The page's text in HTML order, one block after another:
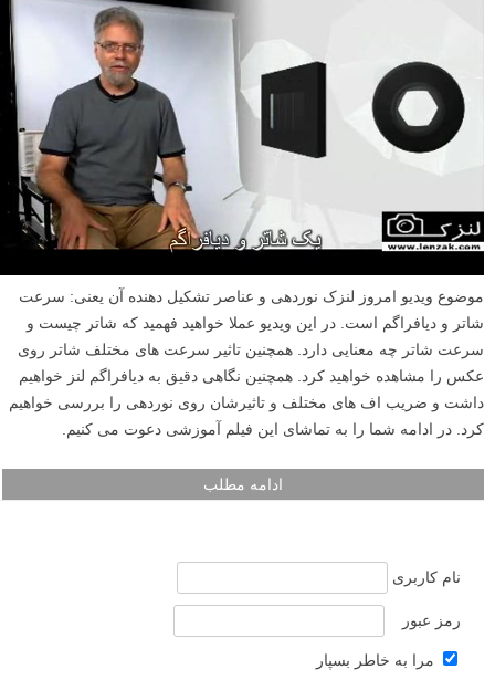
موضوع ویدیو امروز لنزک نوردهی و عناصر تشکیل دهنده آن یعنی: سرعت
شاتر و دیافراگم است. در این ویدیو عملا خواهید فهمید که شاتر چیست و
سرعت شاتر چه معنایی دارد. همچنین تاثیر سرعت های مختلف شاتر روی
عکس را مشاهده خواهید کرد. همچنین نگاهی دقیق به دیافراگم لنز خواهیم
داشت و ضریب اف های مختلف و تاثیرشان روی نوردهی را بررسی خواهیم
کرد. در ادامه شما را به تماشای این فیلم آموزشی دعوت می کنیم.
ادامه مطلب
نام کاربری
رمز عبور
مرا به خاطر بسپار